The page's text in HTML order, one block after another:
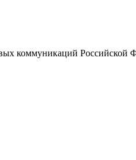
коммуникаций Российской